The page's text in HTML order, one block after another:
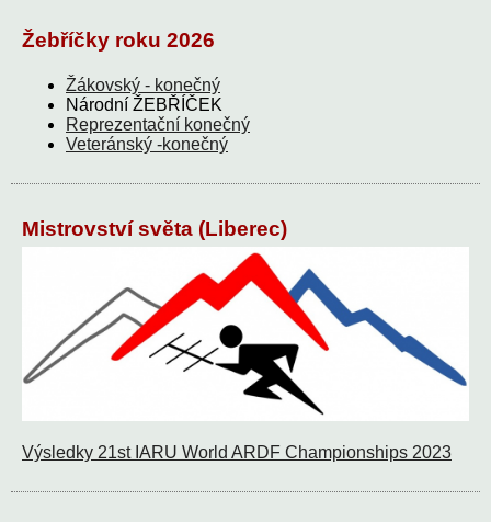
Žebříčky roku 2026
Žákovský - konečný
Národní ŽEBŘÍČEK
Reprezentační konečný
Veteránský -konečný
Mistrovství světa (Liberec)
Výsledky 21st IARU World ARDF Championships 2023